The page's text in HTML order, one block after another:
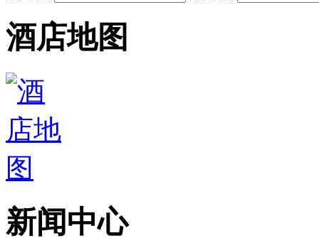
酒店地图
新闻中心